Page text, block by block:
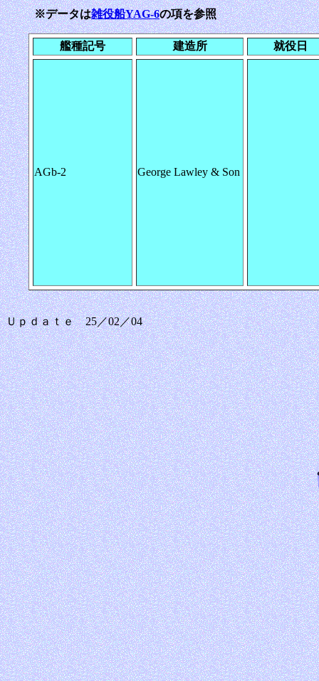
※データは雑役船YAG-6の項を参照
艦種記号 建造所 就役日
AGb-2 George Lawley & Son
Ｕｐｄａｔｅ 25／02／04